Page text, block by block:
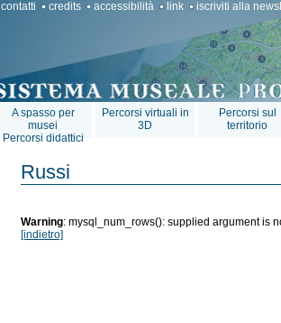
contatti credits accessibilità link iscriviti alla
A spasso per
musei
Percorsi didattici
Percorsi virtuali in
3D
Percorsi sul
territorio
Russi
Warning: mysql_num_rows(): supplied argument is
[indietro]